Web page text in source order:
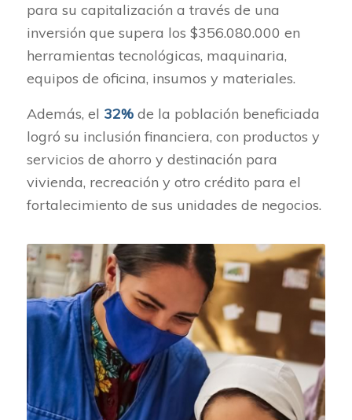
para su capitalización a través de una
inversión que supera los $356.080.000 en
herramientas tecnológicas, maquinaria,
equipos de oficina, insumos y materiales.
Además, el 32%de la población beneficiada
logró su inclusión financiera, con productos y
servicios de ahorro y destinación para
vivienda, recreación y otro crédito para el
fortalecimiento de sus unidades de negocios.